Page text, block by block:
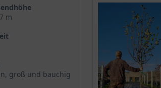
m
groß und bauchig